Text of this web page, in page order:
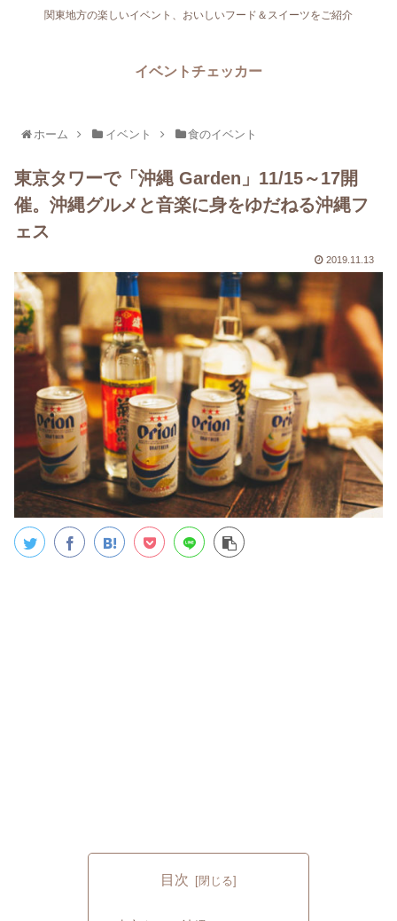
関東地方の楽しいイベント、おいしいフード＆スイーツをご紹介
イベントチェッカー
ホーム イベント 食のイベント
東京タワーで「沖縄 Garden」11/15～17開
催。沖縄グルメと音楽に身をゆだねる沖縄フ
ェス
2019.11.13
目次